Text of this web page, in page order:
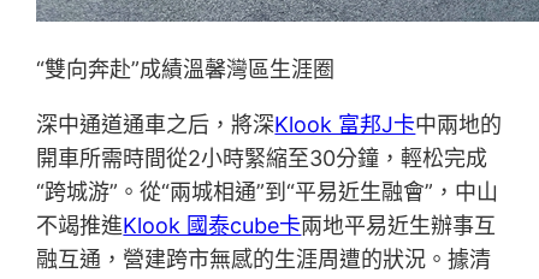
“雙向奔赴”成績溫馨灣區生涯圈
深中通道通車之后，將深Klook 富邦J卡中兩地的
開車所需時間從2小時緊縮至30分鐘，輕松完成
“跨城游”。從“兩城相通”到“平易近生融會”，中山
不竭推進Klook 國泰cube卡兩地平易近生辦事互
融互通，營建跨市無感的生涯周遭的狀況。據清